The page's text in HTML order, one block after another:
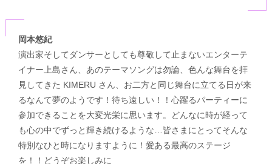
岡本悠紀
演出家そしてダンサーとしても尊敬して止まないエンターテ
イナー上島さん、あのテーマソングは勿論、色んな舞台を拝
見してきた KIMERU さん、お二方と同じ舞台に立てる日が来
るなんて夢のようです！待ち遠しい！！心躍るパーティーに
参加できることを大変光栄に思います。どんなに時が経って
も心の中でずっと輝き続けるような…皆さまにとってそんな
特別なひと時になりますように！愛ある最高のステージ
を！！どうぞお楽しみに